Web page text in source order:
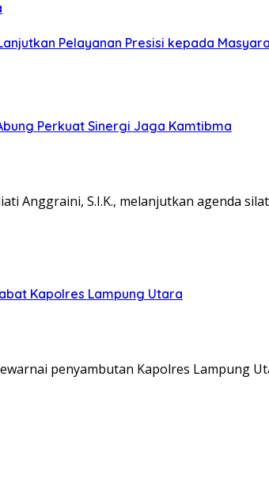
Pelayanan Presisi kepada
Perkuat Sinergi Jaga Kamtibma
Anggraini, S.I.K., melanjutkan agenda
Kapolres Lampung Utara
penyambutan Kapolres Lampung